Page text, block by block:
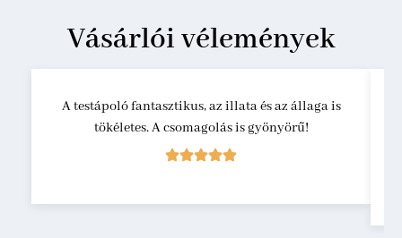
Vásárlói vélemények
A testápoló fantasztikus, az illata és az állaga is
tökéletes. A csomagolás is gyönyörű!